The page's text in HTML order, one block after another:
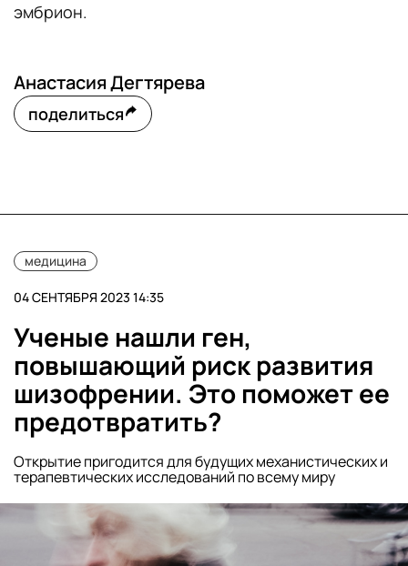
эмбрион.
Анастасия Дегтярева
поделиться
медицина
04 СЕНТЯБРЯ 2023 14:35
Ученые нашли ген,
повышающий риск развития
шизофрении. Это поможет ее
предотвратить?
Открытие пригодится для будущих механистических и
терапевтических исследований по всему миру